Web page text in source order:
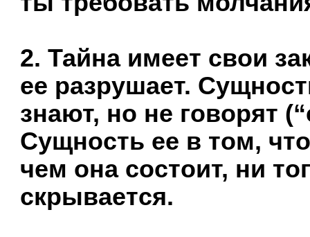
2. Тайна имеет свои
ее разрушает.
знают, но не говорят
Сущность ее в том,
чем она состоит, ни
скрывается.